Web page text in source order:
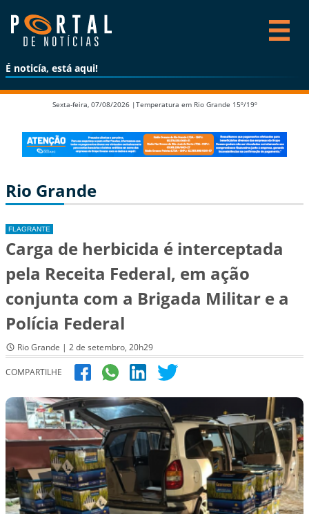
É noticía, está aqui!
Sexta-feira, 07/08/2026 | Temperatura em Rio Grande 15º/19º
Rio Grande
FLAGRANTE
Carga de herbicida é interceptada
pela Receita Federal, em ação
conjunta com a Brigada Militar e a
Polícia Federal
Rio Grande | 2 de setembro, 20h29
COMPARTILHE